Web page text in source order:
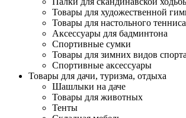
Товары для художественной
Товары для настольного тенниса
Аксессуары для бадминтона
Спортивные сумки
Товары для зимних видов спорта
Спортивные аксессуары
Товары для дачи, туризма, отдыха
Шашлыки на даче
Товары для животных
Тенты